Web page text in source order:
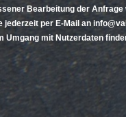
Bearbeitung der
jederzeit per E-Mail an
Umgang mit Nutzerdaten